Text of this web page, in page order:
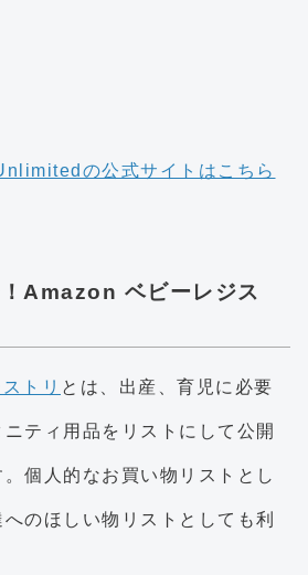
の公式サイトはこちら
Amazon ベビーレジス
トリ とは、出産、育児に必要
ティ用品をリストにして公開
個人的なお買い物リストとし
のほしい物リストとしても利